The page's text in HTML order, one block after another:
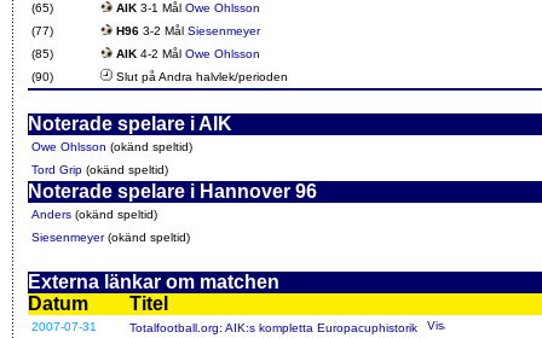
(65)
AIK 3-1 Mål Owe Ohlsson
(77)
H96 3-2 Mål Siesenmeyer
(85)
AIK 4-2 Mål Owe Ohlsson
(90)
Slut på Andra halvlek/perioden
Noterade spelare i AIK
Owe Ohlsson (okänd speltid)
Tord Grip (okänd speltid)
Noterade spelare i Hannover 96
Anders (okänd speltid)
Siesenmeyer(okänd speltid)
Externa länkar om matchen
Datum
Titel
2007-07-31 Totalfootball.org: AIK:s kompletta Europacuphistorik